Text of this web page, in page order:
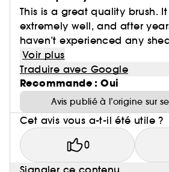
This is a great quality brush.
extremely well, and after
haven’t experienced any
Voir plus
Traduire avec Google
Recommande : Oui
Avis publié à l’origine sur
Cet avis vous a-t-il été utile ?
0
Signaler ce contenu